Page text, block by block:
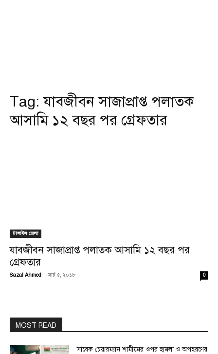
Tag:যাবজীবন সাজাপ্রাপ্ত পলাতক
আসামি ১২ বছর পর গ্রেফতার
টাঙ্গাইল জেলা
যাবজীবন সাজাপ্রাপ্ত পলাতক আসামি ১২ বছর পর
গ্রেফতার
Sazal Ahmed - মার্চ ৫, ২০১৮ 0
MOST READ
সাবেক চেয়ারম্যান শামীমের ওপর হামলা ও অপহরণের